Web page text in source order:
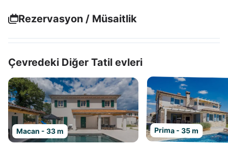
Rezervasyon / Müsaitlik
Çevredeki Diğer Tatil evleri
Macan - 33 m Prima - 35 m